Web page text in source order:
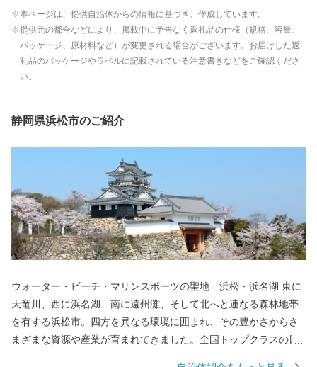
本ページは、提供自治体からの情報に基づき、作成しています。
提供元の都合などにより、掲載中に予告なく返礼品の仕様（規格、容量、
パッケージ、原材料など）が変更される場合がございます。お届けした返
礼品のパッケージやラベルに記載されている注意書きなどをご確認くださ
い。
静岡県浜松市のご紹介
ウォーター・ビーチ・マリンスポーツの聖地 浜松・浜名湖 東に
天竜川、西に浜名湖、南に遠州灘、そして北へと連なる森林地帯
を有する浜松市。四方を異なる環境に囲まれ、その豊かさからさ
まざまな資源や産業が育まれてきました。全国トップクラスの日